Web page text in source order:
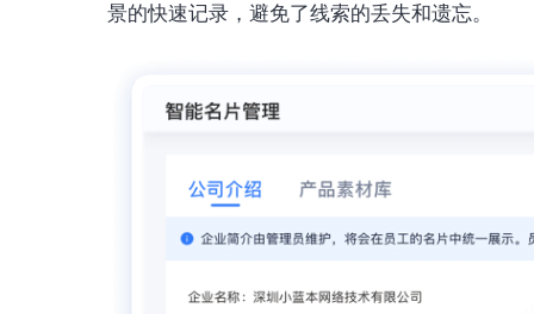
景的快速记录，避免了线索的丢失和遗忘。